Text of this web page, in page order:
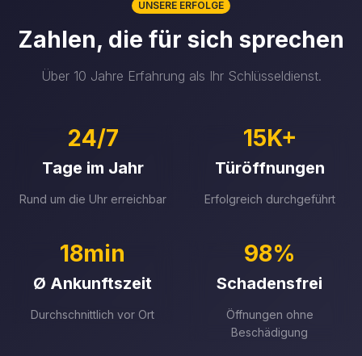
UNSERE ERFOLGE
Zahlen, die für sich sprechen
Über 10 Jahre Erfahrung als Ihr Schlüsseldienst.
24/7
Tage im Jahr
Rund um die Uhr erreichbar
15K+
Türöffnungen
Erfolgreich durchgeführt
18min
Ø Ankunftszeit
Durchschnittlich vor Ort
98%
Schadensfrei
Öffnungen ohne
Beschädigung